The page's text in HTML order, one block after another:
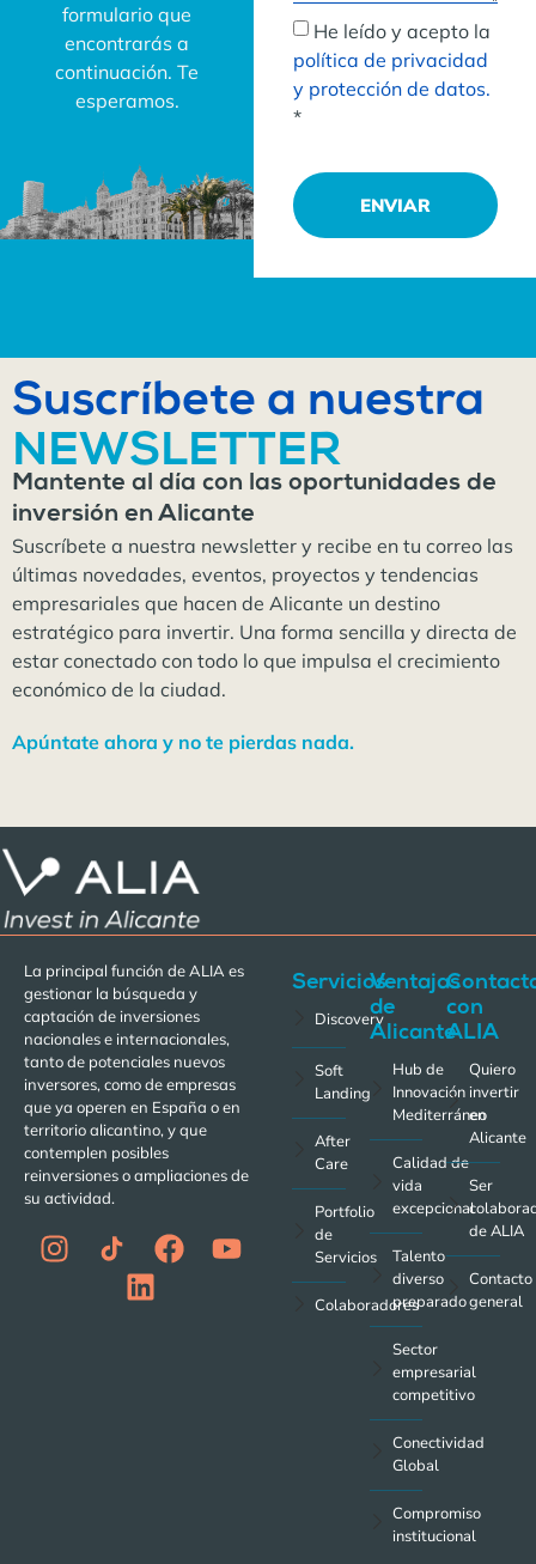
formulario que
encontrarás a
continuación. Te
esperamos.
He leído y acepto la
política de privacidad
y protección de datos.
*
ENVIAR
Suscríbete a nuestra
NEWSLETTER
Mantente al día con las oportunidades de
inversión en Alicante
Suscríbete a nuestra newsletter y recibe en tu correo las
últimas novedades, eventos, proyectos y tendencias
empresariales que hacen de Alicante un destino
estratégico para invertir. Una forma sencilla y directa de
estar conectado con todo lo que impulsa el crecimiento
económico de la ciudad.
Apúntate ahora y no te pierdas nada.
La principal función de ALIA es
gestionar la búsqueda y
captación de inversiones
nacionales e internacionales,
tanto de potenciales nuevos
inversores, como de empresas
que ya operen en España o en
territorio alicantino, y que
contemplen posibles
reinversiones o ampliaciones de
su actividad.
Servicios
Discovery
Soft
Landing
After
Care
Portfolio
de
Servicios
Colaboradores
Ventajas
de
Alicante
Hub de
Innovación
Mediterráneo
Calidad de
vida
excepcional
Talento
diverso
preparado
Sector
empresarial
competitivo
Conectividad
Global
Compromiso
institucional
con
ALIA
Quiero
invertir
en
Alicante
Ser
de ALIA
Contacto
general